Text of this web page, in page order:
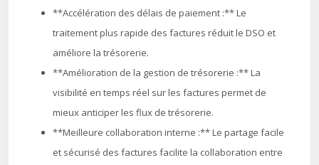
**Accélération des délais de paiement :** Le
traitement plus rapide des factures réduit le DSO et
améliore la trésorerie.
**Amélioration de la gestion de trésorerie :** La
visibilité en temps réel sur les factures permet de
mieux anticiper les flux de trésorerie.
**Meilleure collaboration interne :** Le partage facile
et sécurisé des factures facilite la collaboration entre